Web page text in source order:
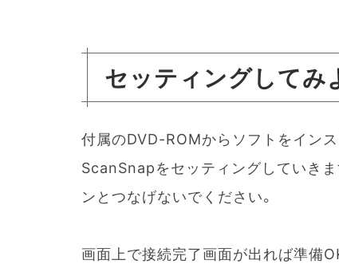
セッティングしてみ
付属のDVD-ROMからソフトをイン
ScanSnapをセッティングしていき
ンとつなげないでください。
画面上で接続完了画面が出れば準備